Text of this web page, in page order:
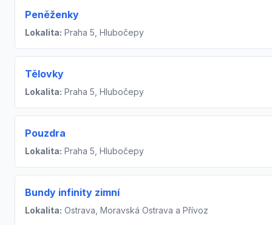
Peněženky
Lokalita: Praha 5, Hlubočepy
Tělovky
Lokalita: Praha 5, Hlubočepy
Pouzdra
Lokalita: Praha 5, Hlubočepy
Bundy infinity zimní
Lokalita: Ostrava, Moravská Ostrava a Přívoz